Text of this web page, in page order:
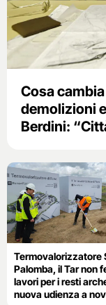
Cosa
demolizioni
Berdini:
Termovalorizzatore
Palomba, il Tar non
lavori per i resti
nuova udienza a